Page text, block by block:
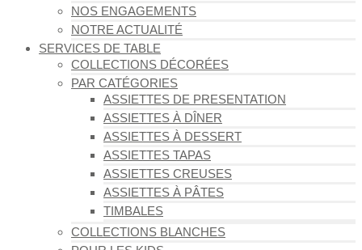
NOS ENGAGEMENTS
NOTRE ACTUALITÉ
SERVICES DE TABLE
COLLECTIONS DÉCORÉES
PAR CATÉGORIES
ASSIETTES DE PRESENTATION
ASSIETTES À DÎNER
ASSIETTES À DESSERT
ASSIETTES TAPAS
ASSIETTES CREUSES
ASSIETTES À PÂTES
TIMBALES
COLLECTIONS BLANCHES